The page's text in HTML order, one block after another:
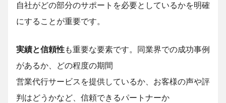
自社がどの部分のサポートを必要としているかを明確
にすることが重要です。
実績と信頼性も重要な要素です。同業界での成功事例
があるか、どの程度の期間
営業代行サービスを提供しているか、お客様の声や評
判はどうかなど、信頼できるパートナーか